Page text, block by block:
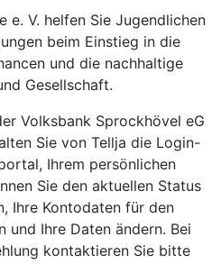
e. V. helfen Sie Jugendlichen
beim Einstieg in die
und die nachhaltige
Gesellschaft.
Volksbank Sprockhövel eG
Sie von Tellja die Login-
Ihrem persönlichen
Sie den aktuellen Status
Ihre Kontodaten für den
und Ihre Daten ändern. Bei
kontaktieren Sie bitte